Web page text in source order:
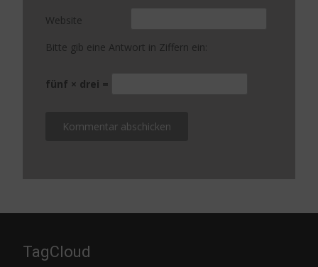
Website
Bitte gib eine Antwort in Ziffern ein:
fünf × drei =
TagCloud